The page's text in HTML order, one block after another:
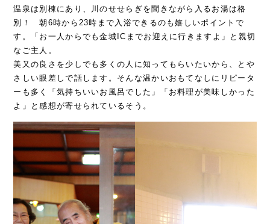
温泉は別棟にあり、川のせせらぎを聞きながら入るお湯は格
別！ 朝6時から23時まで入浴できるのも嬉しいポイントで
す。「お一人からでも金城ICまでお迎えに行きますよ」と親切
なご主人。
美又の良さを少しでも多くの人に知ってもらいたいから、とや
さしい眼差しで話します。そんな温かいおもてなしにリピータ
ーも多く「気持ちいいお風呂でした」「お料理が美味しかった
よ」と感想が寄せられているそう。